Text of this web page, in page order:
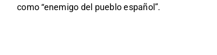
como “enemigo del pueblo español”.